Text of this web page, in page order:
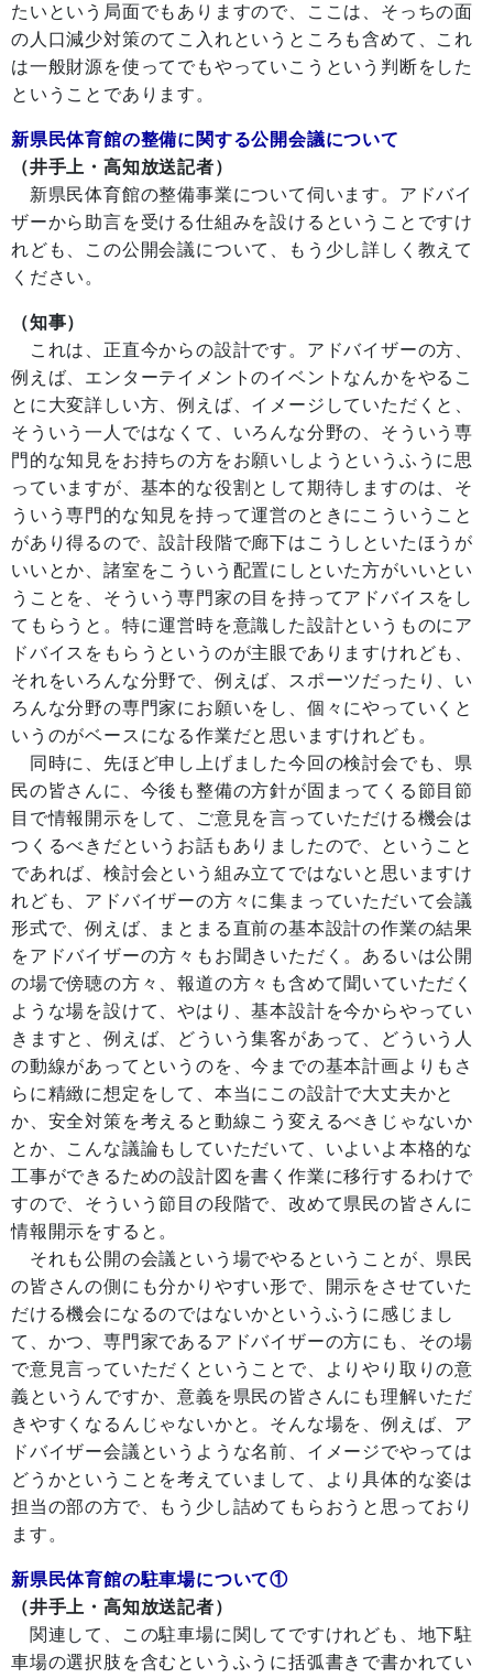
たいという局面でもありますので、ここは、そっちの面
の人口減少対策のてこ入れというところも含めて、これ
は一般財源を使ってでもやっていこうという判断をした
ということであります。
新県民体育館の整備に関する公開会議について
（井手上・高知放送記者）
新県民体育館の整備事業について伺います。アドバイ
ザーから助言を受ける仕組みを設けるということですけ
れども、この公開会議について、もう少し詳しく教えて
ください。
（知事）
これは、正直今からの設計です。アドバイザーの方、
例えば、エンターテイメントのイベントなんかをやるこ
とに大変詳しい方、例えば、イメージしていただくと、
そういう一人ではなくて、いろんな分野の、そういう専
門的な知見をお持ちの方をお願いしようというふうに思
っていますが、基本的な役割として期待しますのは、そ
ういう専門的な知見を持って運営のときにこういうこと
があり得るので、設計段階で廊下はこうしといたほうが
いいとか、諸室をこういう配置にしといた方がいいとい
うことを、そういう専門家の目を持ってアドバイスをし
てもらうと。特に運営時を意識した設計というものにア
ドバイスをもらうというのが主眼でありますけれども、
それをいろんな分野で、例えば、スポーツだったり、い
ろんな分野の専門家にお願いをし、個々にやっていくと
いうのがベースになる作業だと思いますけれども。
同時に、先ほど申し上げました今回の検討会でも、県
民の皆さんに、今後も整備の方針が固まってくる節目節
目で情報開示をして、ご意見を言っていただける機会は
つくるべきだというお話もありましたので、ということ
であれば、検討会という組み立てではないと思いますけ
れども、アドバイザーの方々に集まっていただいて会議
形式で、例えば、まとまる直前の基本設計の作業の結果
をアドバイザーの方々もお聞きいただく。あるいは公開
の場で傍聴の方々、報道の方々も含めて聞いていただく
ような場を設けて、やはり、基本設計を今からやってい
きますと、例えば、どういう集客があって、どういう人
の動線があってというのを、今までの基本計画よりもさ
らに精緻に想定をして、本当にこの設計で大丈夫かと
か、安全対策を考えると動線こう変えるべきじゃないか
とか、こんな議論もしていただいて、いよいよ本格的な
工事ができるための設計図を書く作業に移行するわけで
すので、そういう節目の段階で、改めて県民の皆さんに
情報開示をすると。
それも公開の会議という場でやるということが、県民
の皆さんの側にも分かりやすい形で、開示をさせていた
だける機会になるのではないかというふうに感じまし
て、かつ、専門家であるアドバイザーの方にも、その場
で意見言っていただくということで、よりやり取りの意
義というんですか、意義を県民の皆さんにも理解いただ
きやすくなるんじゃないかと。そんな場を、例えば、ア
ドバイザー会議というような名前、イメージでやっては
どうかということを考えていまして、より具体的な姿は
担当の部の方で、もう少し詰めてもらおうと思っており
ます。
新県民体育館の駐車場について①
（井手上・高知放送記者）
関連して、この駐車場に関してですけれども、地下駐
車場の選択肢を含むというふうに括弧書きで書かれてい